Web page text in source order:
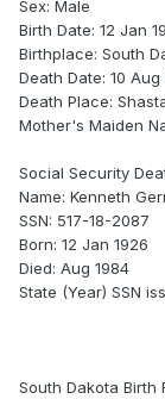
Sex: Male
Birth Date: 12 Jan
Birthplace: South
Death Date: 10 Aug
Death Place:
Mother's Maiden
Social Security
Name: Kenneth
SSN: 517-18-2087
Born: 12 Jan 1926
Died: Aug 1984
State (Year) SSN
South Dakota Birth